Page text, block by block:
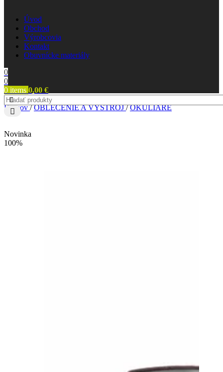
Úvod
Obchod
Výrobcovia
Kontakt
Obuvnícke materiály
0
0
0 items 0,00 €
Domov/ OBLEČENIE A VÝSTROJ/ OKULIARE
Novinka
100%